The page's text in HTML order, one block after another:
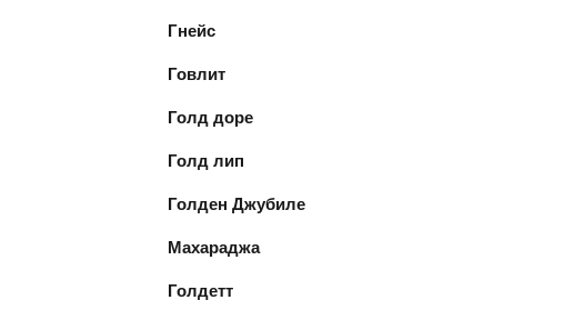
Гнейс
Говлит
Голд доре
Голд лип
Голден Джубиле
Махараджа
Голдетт